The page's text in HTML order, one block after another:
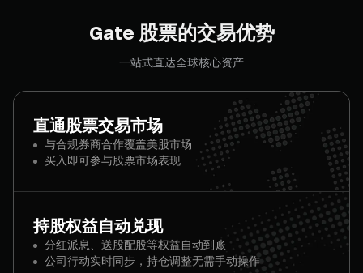
Gate 股票的交易优势
一站式直达全球核心资产
直通股票交易市场
与合规券商合作覆盖美股市场
买入即可参与股票市场表现
持股权益自动兑现
分红派息、送股配股等权益自动到账
公司行动实时同步，持仓调整无需手动操作